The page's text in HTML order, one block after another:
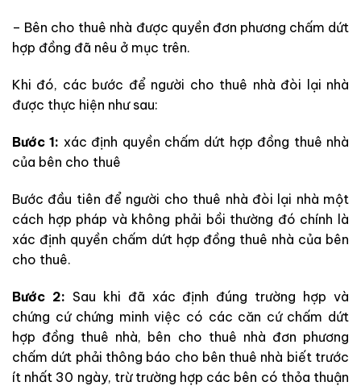
– Bên cho thuê nhà được quyền đơn phương chấm dứt
hợp đồng đã nêu ở mục trên.
Khi đó, các bước để người cho thuê nhà đòi lại nhà
được thực hiện như sau:
Bước 1: xác định quyền chấm dứt hợp đồng thuê nhà
của bên cho thuê
Bước đầu tiên để người cho thuê nhà đòi lại nhà một
cách hợp pháp và không phải bồi thường đó chính là
xác định quyền chấm dứt hợp đồng thuê nhà của bên
cho thuê.
Bước 2: Sau khi đã xác định đúng trường hợp và
chứng cứ chứng minh việc có các căn cứ chấm dứt
hợp đồng thuê nhà, bên cho thuê nhà đơn phương
chấm dứt phải thông báo cho bên thuê nhà biết trước
ít nhất 30 ngày, trừ trường hợp các bên có thỏa thuận